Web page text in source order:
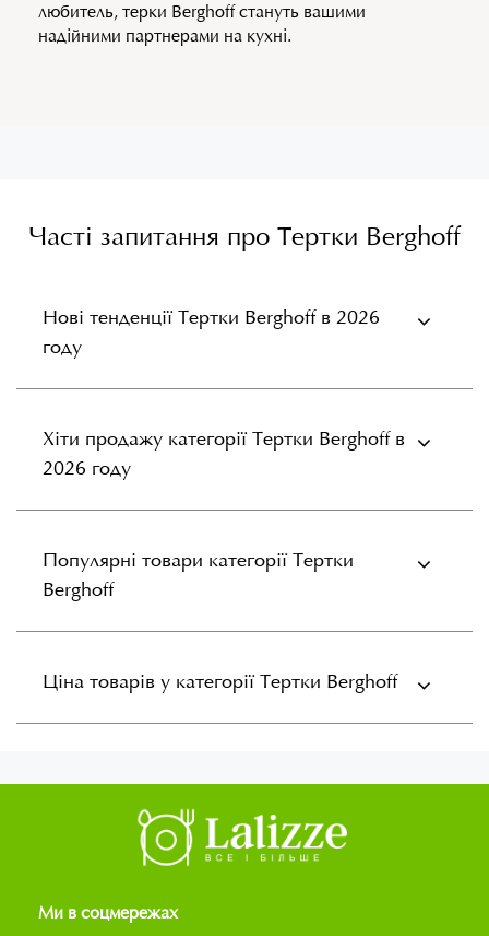
любитель, терки Berghoff стануть вашими
надійними партнерами на кухні.
Часті запитання про Тертки Berghoff
Нові тенденції Тертки Berghoff в 2026
году
Хіти продажу категорії Тертки Berghoff в
2026 году
Популярні товари категорії Тертки
Berghoff
Ціна товарів у категорії Тертки Berghoff
Ми в соцмережах